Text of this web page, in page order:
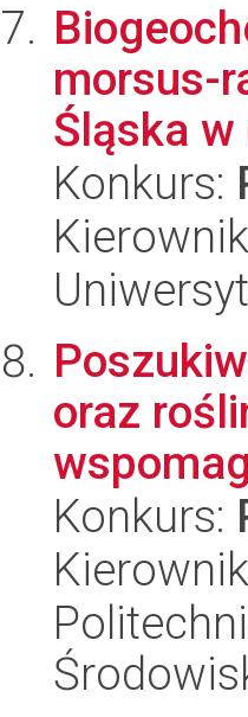
morsus-
Śląska
Konkurs:
oraz
Konkurs: